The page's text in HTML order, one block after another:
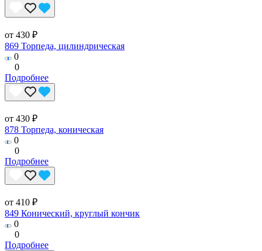
от 430 ₽
869 Торпеда, цилиндрическая
0
0
Подробнее
от 430 ₽
878 Торпеда, коническая
0
0
Подробнее
от 410 ₽
849 Конический, круглый кончик
0
0
Подробнее